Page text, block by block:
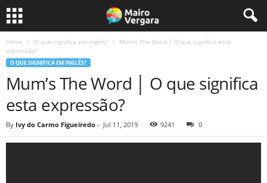
Home O que significa em inglês?
Mum’s The Word │ O que significa esta
expressão?
O QUE SIGNIFICA EM INGLÊS?
Mum’s The Word │ O que significa
esta expressão?
By Ivy do Carmo Figueiredo - Jul 11, 2019 9241 0